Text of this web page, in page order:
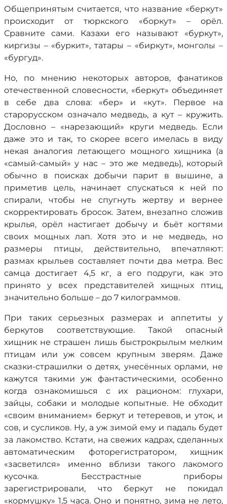
Общепринятым считается, что название «беркут»
происходит от тюркского «боркут» – орёл.
Сравните сами. Казахи его называют «буркут»,
киргизы – «буркит», татары – «биркут», монголы –
«бургуд».
Но, по мнению некоторых авторов, фанатиков
отечественной словесности, «беркут» объединяет
в себе два слова: «бер» и «кут». Первое на
старорусском означало медведь, а кут – кружить.
Дословно – «нарезающий» круги медведь. Если
даже это и так, то скорее всего имелась в виду
некая аналогия летающего мощного хищника (а
«самый-самый» у нас – это же медведь), который
обычно в поисках добычи парит в вышине, а
приметив цель, начинает спускаться к ней по
спирали, чтобы не спугнуть жертву и вернее
скорректировать бросок. Затем, внезапно сложив
крылья, орёл настигает добычу и бьёт когтями
своих мощных лап. Хотя это и не медведь, но
размеры птицы, действительно, впечатляют:
размах крыльев составляет почти два метра. Вес
самца достигает 4,5 кг, а его подруги, как это
принято у всех представителей хищных птиц,
значительно больше – до 7 килограммов.
При таких серьезных размерах и аппетиты у
беркутов соответствующие. Такой опасный
хищник не страшен лишь быстрокрылым мелким
птицам или уж совсем крупным зверям. Даже
сказки-страшилки о детях, унесённых орлами, не
кажутся такими уж фантастическими, особенно
когда ознакомишься с их рационом: глухари,
зайцы, собаки и молодые копытные. Не обходит
«своим вниманием» беркут и тетеревов, и уток, и
сов, и сусликов. Ну, а уж зимой ему и падаль будет
за лакомство. Кстати, на свежих кадрах, сделанных
автоматическим фоторегистратором, хищник
«засветился» именно вблизи такого лакомого
кусочка. Бесстрастные приборы
зарегистрировали, что беркут не покидал
«кормушку» 1,5 часа. Оно и понятно, зима не лето,